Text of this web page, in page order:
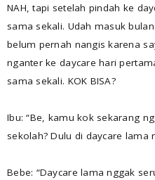
NAH, tapi setelah pindah ke
sama sekali. Udah masuk
belum pernah nangis karena
nganter ke daycare hari
sama sekali. KOK BISA?
Ibu: “Be, kamu kok sekarang
sekolah? Dulu di daycare lama
Bebe: “Daycare lama nggak